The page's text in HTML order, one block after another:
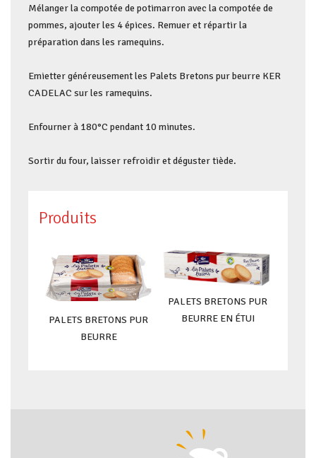
Mélanger la compotée de potimarron avec la compotée de
pommes, ajouter les 4 épices. Remuer et répartir la
préparation dans les ramequins.
Emietter généreusement les Palets Bretons pur beurre KER
CADELAC sur les ramequins.
Enfourner à 180°C pendant 10 minutes.
Sortir du four, laisser refroidir et déguster tiède.
Produits
PALETS BRETONS PUR
BEURRE
PALETS BRETONS PUR
BEURRE EN ÉTUI